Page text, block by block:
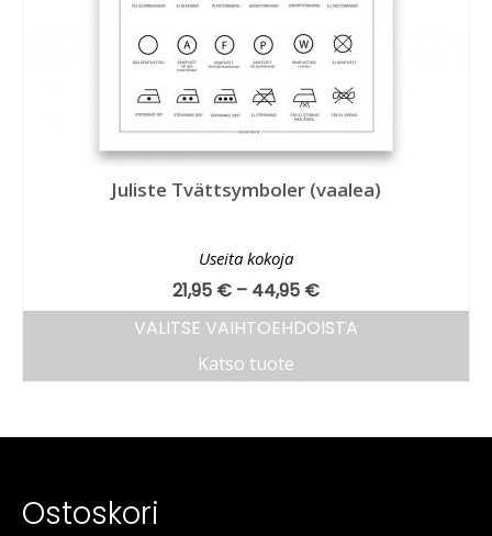
Juliste Tvättsymboler (vaalea)
Useita kokoja
21,95 € – 44,95 €
VALITSE VAIHTOEHDOISTA
Katso tuote
Ostoskori